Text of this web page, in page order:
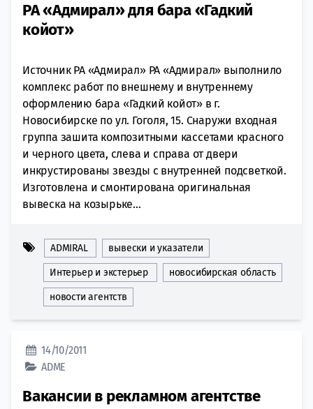
РА «Адмирал» для бара «Гадкий
койот»
Источник РА «Адмирал» РА «Адмирал» выполнило
комплекс работ по внешнему и внутреннему
оформлению бара «Гадкий койот» в г.
Новосибирске по ул. Гоголя, 15. Снаружи входная
группа зашита композитными кассетами красного
и черного цвета, слева и справа от двери
инкрустированы звезды с внутренней подсветкой.
Изготовлена и смонтирована оригинальная
вывеска на козырьке...
ADMIRAL вывески и указатели
Интерьер и экстерьер новосибирская область
новости агентств
14/10/2011
ADME
Вакансии в рекламном агентстве